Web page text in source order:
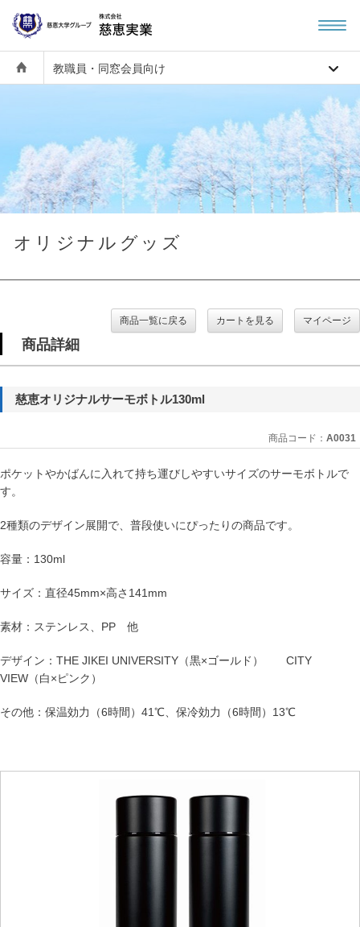
教職員・同窓会員向け
オリジナルグッズ
商品一覧に戻る カートを見る マイページ
商品詳細
慈恵オリジナルサーモボトル130ml
商品コード： A0031
ポケットやかばんに入れて持ち運びしやすいサイズのサーモボトルで
す。
2種類のデザイン展開で、普段使いにぴったりの商品です。
容量：130ml
サイズ：直径45mm×高さ141mm
素材：ステンレス、PP 他
デザイン：THE JIKEI UNIVERSITY（黒×ゴールド） CITY
VIEW（白×ピンク）
その他：保温効力（6時間）41℃、保冷効力（6時間）13℃